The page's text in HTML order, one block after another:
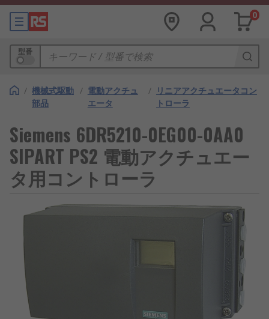
0
型番
/ 機械式駆動
部品
/ 電動アクチュ
エータ
/ リニアアクチュエータコン
トローラ
Siemens 6DR5210-0EG00-0AA0
SIPART PS2 電動アクチュエー
タ用コントローラ